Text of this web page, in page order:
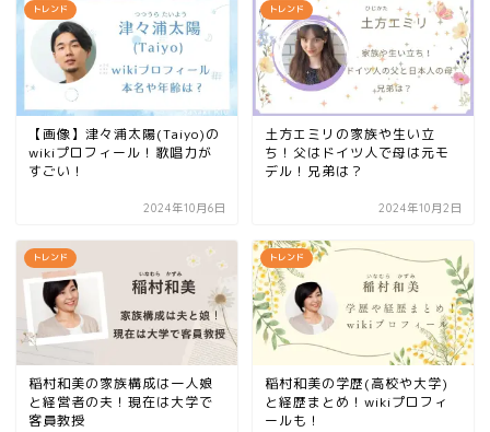
トレンド
【画像】津々浦太陽(Taiyo)の
wikiプロフィール！歌唱力が
すごい！
2024年10月6日
トレンド
土方エミリの家族や生い立
ち！父はドイツ人で母は元モ
デル！兄弟は？
2024年10月2日
トレンド
稲村和美の家族構成は一人娘
と経営者の夫！現在は大学で
客員教授
トレンド
稲村和美の学歴(高校や大学)
と経歴まとめ！wikiプロフィ
ールも！